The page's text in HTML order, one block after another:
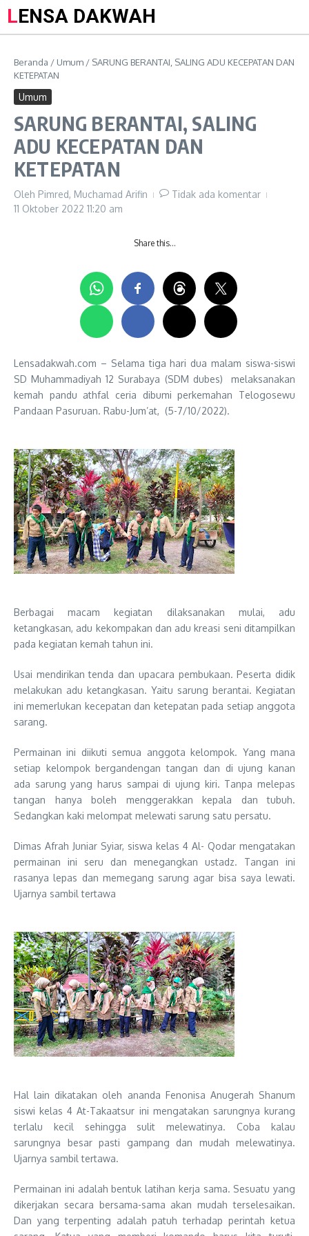
LENSA DAKWAH
Beranda / Umum / SARUNG BERANTAI, SALING ADU KECEPATAN DAN
KETEPATAN
Umum
SARUNG BERANTAI, SALING
ADU KECEPATAN DAN
KETEPATAN
Oleh Pimred, Muchamad Arifin
Tidak ada komentar
11 Oktober 2022 11:20 am
Share this…
Lensadakwah.com – Selama tiga hari dua malam siswa-siswi
SD Muhammadiyah 12 Surabaya (SDM dubes) melaksanakan
kemah pandu athfal ceria dibumi perkemahan Telogosewu
Pandaan Pasuruan. Rabu-Jum’at, (5-7/10/2022).
Berbagai macam kegiatan dilaksanakan mulai, adu
ketangkasan, adu kekompakan dan adu kreasi seni ditampilkan
pada kegiatan kemah tahun ini.
Usai mendirikan tenda dan upacara pembukaan. Peserta didik
melakukan adu ketangkasan. Yaitu sarung berantai. Kegiatan
ini memerlukan kecepatan dan ketepatan pada setiap anggota
sarang.
Permainan ini diikuti semua anggota kelompok. Yang mana
setiap kelompok bergandengan tangan dan di ujung kanan
ada sarung yang harus sampai di ujung kiri. Tanpa melepas
tangan hanya boleh menggerakkan kepala dan tubuh.
Sedangkan kaki melompat melewati sarung satu persatu.
Dimas Afrah Juniar Syiar, siswa kelas 4 Al- Qodar mengatakan
permainan ini seru dan menegangkan ustadz. Tangan ini
rasanya lepas dan memegang sarung agar bisa saya lewati.
Ujarnya sambil tertawa
Hal lain dikatakan oleh ananda Fenonisa Anugerah Shanum
siswi kelas 4 At-Takaatsur ini mengatakan sarungnya kurang
terlalu kecil sehingga sulit melewatinya. Coba kalau
sarungnya besar pasti gampang dan mudah melewatinya.
Ujarnya sambil tertawa.
Permainan ini adalah bentuk latihan kerja sama. Sesuatu yang
dikerjakan secara bersama-sama akan mudah terselesaikan.
Dan yang terpenting adalah patuh terhadap perintah ketua